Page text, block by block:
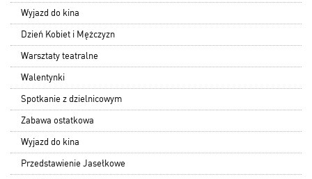
Wyjazd do kina
Dzień Kobiet i Mężczyzn
Warsztaty teatralne
Walentynki
Spotkanie z dzielnicowym
Zabawa ostatkowa
Wyjazd do kina
Przedstawienie Jasełkowe